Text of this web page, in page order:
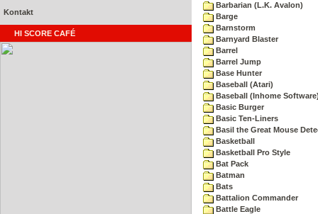
Kontakt
HI SCORE CAFÉ
Barbarian (L.K. Avalon)
Barge
Barnstorm
Barnyard Blaster
Barrel
Barrel Jump
Base Hunter
Baseball (Atari)
Baseball (Inhome
Basic Burger
Basic Ten-Liners
Basil the Great Mouse
Basketball
Basketball Pro Style
Bat Pack
Batman
Bats
Battalion Commander
Battle Eagle